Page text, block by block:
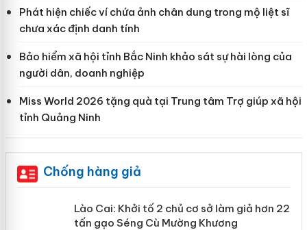
Phát hiện chiếc ví chứa ảnh chân dung trong mộ liệt sĩ
chưa xác định danh tính
Bảo hiểm xã hội tỉnh Bắc Ninh khảo sát sự hài lòng của
người dân, doanh nghiệp
Miss World 2026 tặng quà tại Trung tâm Trợ giúp xã hội
tỉnh Quảng Ninh
Chống hàng giả
Lào Cai: Khởi tố 2 chủ cơ sở làm giả
hơn 22 tấn gạo Séng Cù Mường